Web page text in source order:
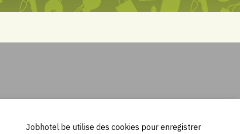
Jobhotel.be utilise des cookies pour enregistrer